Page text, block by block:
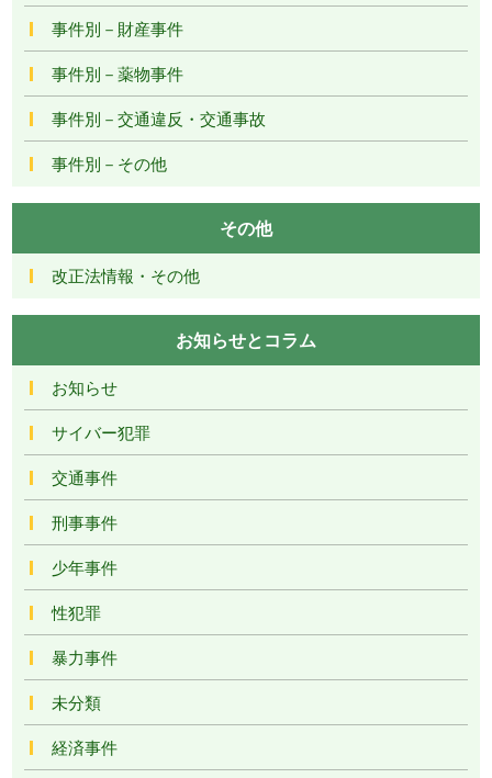
事件別－財産事件
事件別－薬物事件
事件別－交通違反・交通事故
事件別－その他
その他
改正法情報・その他
お知らせとコラム
お知らせ
サイバー犯罪
交通事件
刑事事件
少年事件
性犯罪
暴力事件
未分類
経済事件